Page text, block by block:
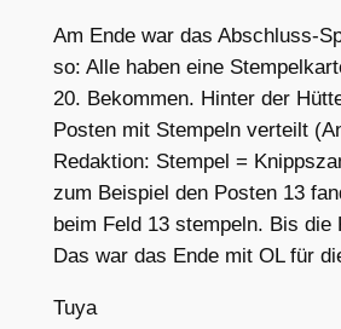
Am Ende war das Abschluss-
so: Alle haben eine
20. Bekommen. Hinter der
Posten mit Stempeln verteilt
Redaktion: Stempel =
zum Beispiel den Posten 13
beim Feld 13 stempeln. Bis die
Das war das Ende mit OL für
Tuya